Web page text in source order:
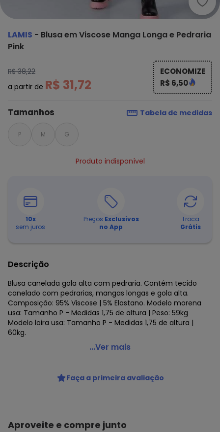
LAMIS - Blusa em Viscose Manga Longa e Pedraria
Pink
R$ 38,22
a partir de R$ 31,72
ECONOMIZE
R$ 6,50
Tamanhos Tabela de medidas
P M G
Produto indisponível
10x
sem juros
Preços Exclusivos
no App
Troca
Grátis
Descrição
Blusa canelada gola alta com pedraria. Contém tecido
canelado com pedrarias, mangas longas e gola alta.
Composição: 95% Viscose | 5% Elastano. Modelo morena
usa: Tamanho P - Medidas 1,75 de altura | Peso: 59kg
Modelo loira usa: Tamanho P - Medidas 1,75 de altura |
60kg.
Lamis - Blusa em Viscose Manga Longa e Pedraria Pink
...Ver mais
Faça a primeira avaliação
Aproveite e compre junto